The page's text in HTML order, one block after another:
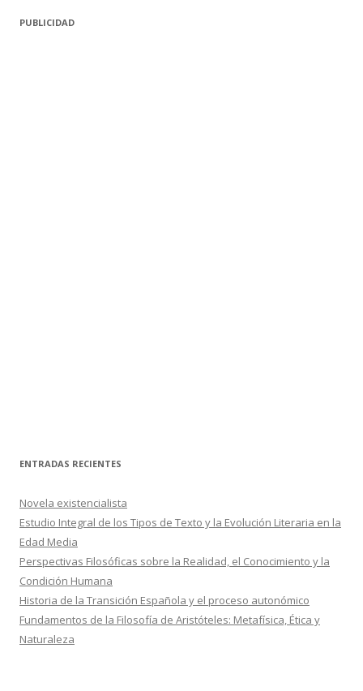
PUBLICIDAD
ENTRADAS RECIENTES
Novela existencialista
Estudio Integral de los Tipos de Texto y la Evolución Literaria en la
Edad Media
Perspectivas Filosóficas sobre la Realidad, el Conocimiento y la
Condición Humana
Historia de la Transición Española y el proceso autonómico
Fundamentos de la Filosofía de Aristóteles: Metafísica, Ética y
Naturaleza